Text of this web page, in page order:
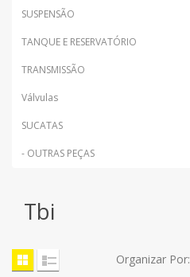
SUSPENSÃO
TANQUE E RESERVATÓRIO
TRANSMISSÃO
Válvulas
SUCATAS
- OUTRAS PEÇAS
Tbi
Organizar Por: